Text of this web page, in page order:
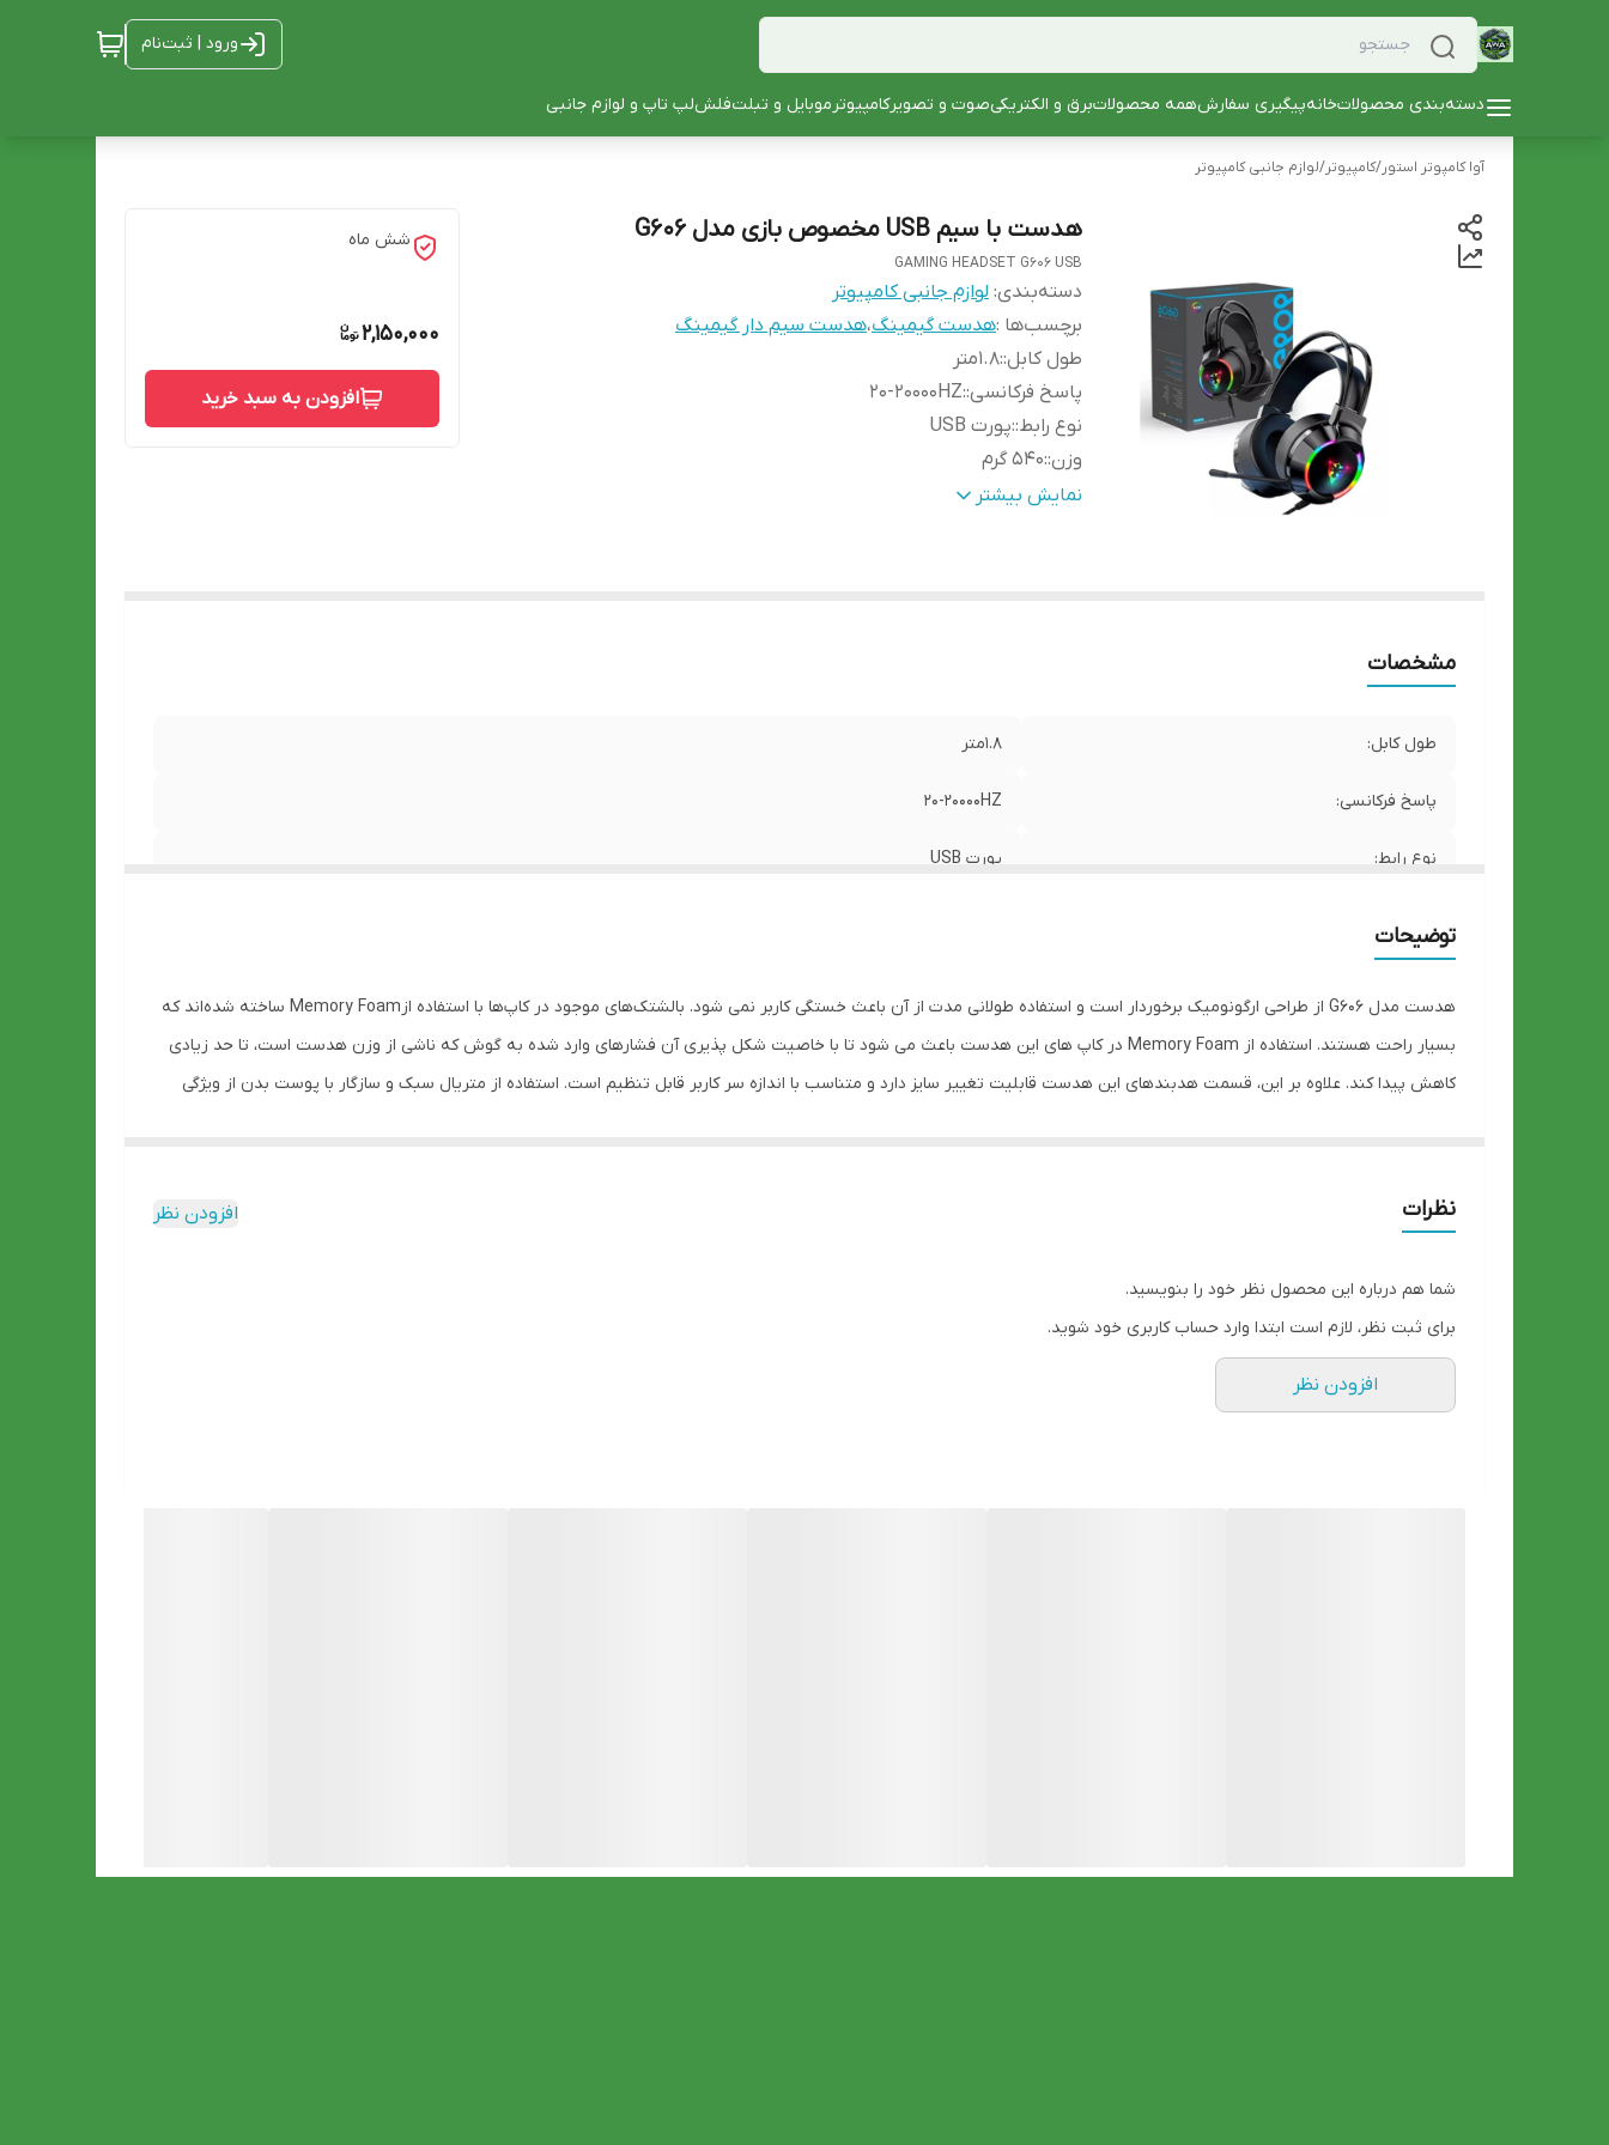
ورود | ثبت‌نام
دسته‌بندی محصولاتخانهپیگیری سفارشهمه محصولاتبرق و الکتریکیصوت و تصویرکامپیوترموبایل و تبلتفلشلپ تاپ و لوازم جانبی
آوا کامپوتر استور/کامپیوتر/لوازم جانبی کامپیوتر
هدست با سیم USB مخصوص بازی مدل G606
GAMING HEADSET G606 USB
دسته‌بندی: لوازم جانبی کامپیوتر
برچسب‌ها :هدست گیمینگ،هدست سیم دار گیمینگ
طول کابل::1.8متر
پاسخ فرکانسی::
20-20000HZ
نوع رابط::پورت USB
وزن::540 گرم
قطر درایور:40 میلی‌متر
نمایش بیشتر
شش ماه
2,150,000
افزودن به سبد خرید
مشخصات
طول کابل: 1.8متر
پاسخ فرکانسی: 20-20000HZ
نوع رابط: پورت USB
نوع اتصال: باسیم
توضیحات
هدست مدل G606 از طراحی ارگونومیک برخوردار است و استفاده طولانی مدت از آن باعث خستگی کاربر نمی شود. بالشتک‌های موجود در کاپ‌ها با استفاده ازMemory Foam ساخته شده‌اند که
بسیار راحت هستند. استفاده از Memory Foam در کاپ های این هدست باعث می شود تا با خاصیت شکل پذیری آن فشارهای وارد شده به گوش که ناشی از وزن هدست است، تا حد زیادی
کاهش پیدا کند. علاوه بر این، قسمت هدبندهای این هدست قابلیت تغییر سایز دارد و متناسب با اندازه سر کاربر قابل تنظیم است. استفاده از متریال سبک و سازگار با پوست بدن از ویژگی
است. از کانکتور USB برای روشن شدن چراغ‌های RGB و انتقال صدا استفاده می‌شود؛ میکروفون هدست G606 روی کاپ سمت چپ آن قرار دارد. میکروفون این هدفون انعطاف پذیری بالایی
نظرات افزودن نظر
شما هم درباره این محصول نظر خود را بنویسید.
برای ثبت نظر، لازم است ابتدا وارد حساب کاربری خود شوید.
افزودن نظر